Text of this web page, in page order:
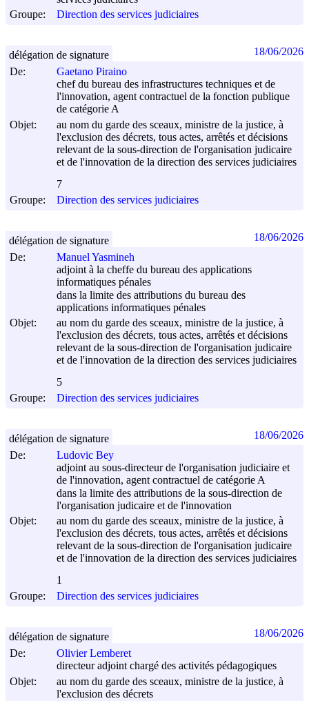
Groupe:
Direction des services judiciaires
De:
Gaetano Piraino
chef du bureau des infrastructures techniques et de
l'innovation, agent contractuel de la fonction publique
de catégorie A
Objet:
au nom du garde des sceaux, ministre de la justice, à
l'exclusion des décrets, tous actes, arrêtés et décisions
relevant de la sous-direction de l'organisation judicaire
et de l'innovation de la direction des services judiciaires
7
Groupe:
Direction des services judiciaires
délégation de signature 18/06/2026
De:
Manuel Yasmineh
adjoint à la cheffe du bureau des applications
informatiques pénales
dans la limite des attributions du bureau des
applications informatiques pénales
Objet:
au nom du garde des sceaux, ministre de la justice, à
l'exclusion des décrets, tous actes, arrêtés et décisions
relevant de la sous-direction de l'organisation judicaire
et de l'innovation de la direction des services judiciaires
5
Groupe:
Direction des services judiciaires
délégation de signature 18/06/2026
De:
Ludovic Bey
adjoint au sous-directeur de l'organisation judiciaire et
de l'innovation, agent contractuel de catégorie A
dans la limite des attributions de la sous-direction de
l'organisation judicaire et de l'innovation
Objet:
au nom du garde des sceaux, ministre de la justice, à
l'exclusion des décrets, tous actes, arrêtés et décisions
relevant de la sous-direction de l'organisation judicaire
et de l'innovation de la direction des services judiciaires
1
Groupe:
Direction des services judiciaires
délégation de signature 18/06/2026
De:
Olivier Lemberet
directeur adjoint chargé des activités pédagogiques
Objet:
au nom du garde des sceaux, ministre de la justice, à
l'exclusion des décrets
délégation de signature 18/06/2026